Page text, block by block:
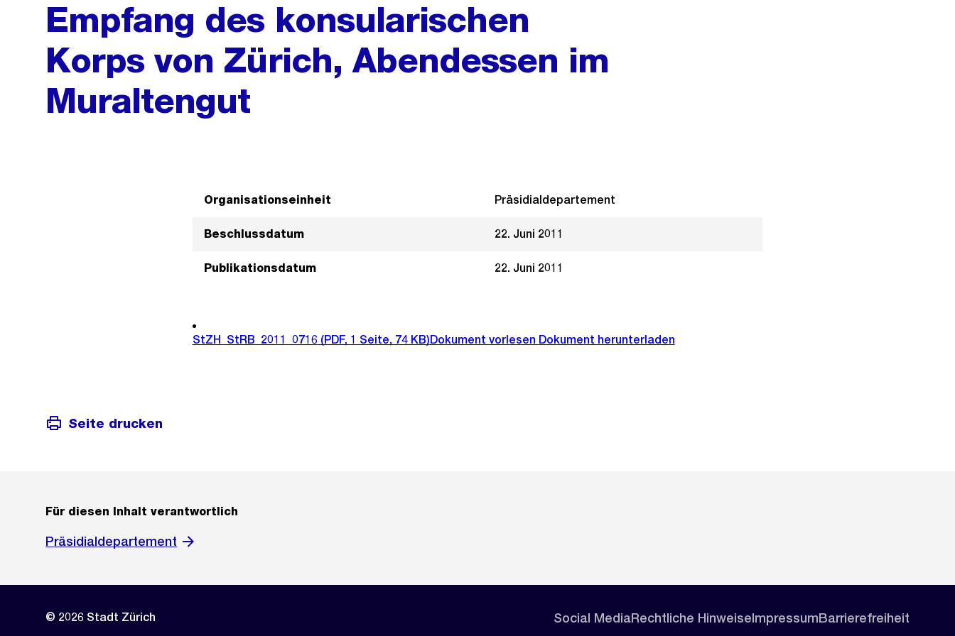
Empfang des konsularischen
Korps von Zürich, Abendessen im
Muraltengut
Organisationseinheit Präsidialdepartement
Beschlussdatum 22. Juni 2011
Publikationsdatum 22. Juni 2011
StZH_StRB_2011_0716 (PDF, 1 Seite, 74 KB)Dokument vorlesen Dokument herunterladen
Seite drucken
Für diesen Inhalt verantwortlich
Präsidialdepartement
© 2026 Stadt Zürich Social MediaRechtliche HinweiseImpressumBarrierefreiheit